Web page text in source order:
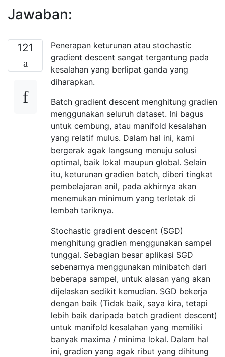
Jawaban:
121
Penerapan keturunan atau stochastic
gradient descent sangat tergantung pada
kesalahan yang berlipat ganda yang
diharapkan.
Batch gradient descent menghitung gradien
menggunakan seluruh dataset. Ini bagus
untuk cembung, atau manifold kesalahan
yang relatif mulus. Dalam hal ini, kami
bergerak agak langsung menuju solusi
optimal, baik lokal maupun global. Selain
itu, keturunan gradien batch, diberi tingkat
pembelajaran anil, pada akhirnya akan
menemukan minimum yang terletak di
lembah tariknya.
Stochastic gradient descent (SGD)
menghitung gradien menggunakan sampel
tunggal. Sebagian besar aplikasi SGD
sebenarnya menggunakan minibatch dari
beberapa sampel, untuk alasan yang akan
dijelaskan sedikit kemudian. SGD bekerja
dengan baik (Tidak baik, saya kira, tetapi
lebih baik daripada batch gradient descent)
untuk manifold kesalahan yang memiliki
banyak maxima / minima lokal. Dalam hal
ini, gradien yang agak ribut yang dihitung